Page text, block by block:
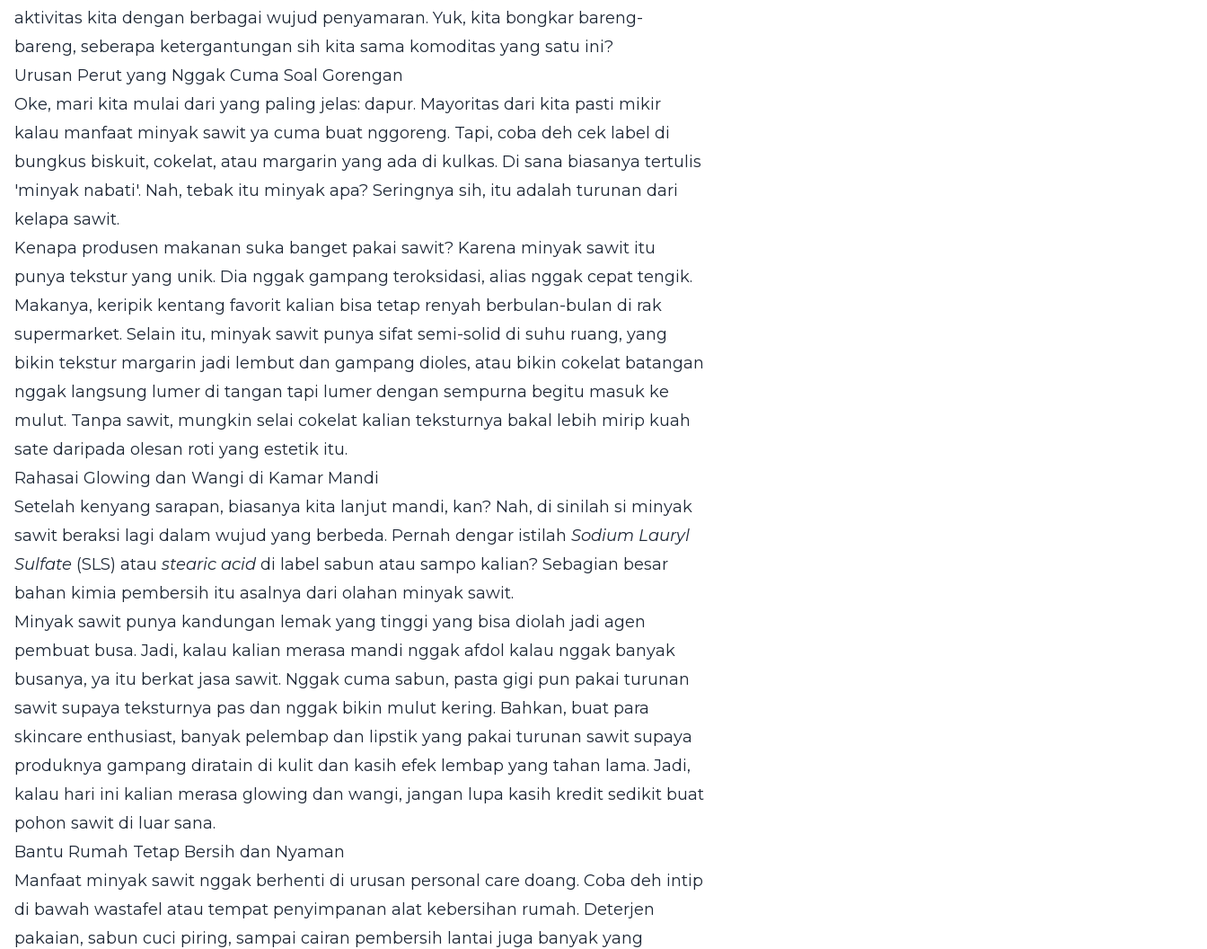
aktivitas kita dengan berbagai wujud penyamaran. Yuk, kita bongkar bareng-
bareng, seberapa ketergantungan sih kita sama komoditas yang satu ini?
Urusan Perut yang Nggak Cuma Soal Gorengan
Oke, mari kita mulai dari yang paling jelas: dapur. Mayoritas dari kita pasti mikir
kalau manfaat minyak sawit ya cuma buat nggoreng. Tapi, coba deh cek label di
bungkus biskuit, cokelat, atau margarin yang ada di kulkas. Di sana biasanya tertulis
'minyak nabati'. Nah, tebak itu minyak apa? Seringnya sih, itu adalah turunan dari
kelapa sawit.
Kenapa produsen makanan suka banget pakai sawit? Karena minyak sawit itu
punya tekstur yang unik. Dia nggak gampang teroksidasi, alias nggak cepat tengik.
Makanya, keripik kentang favorit kalian bisa tetap renyah berbulan-bulan di rak
supermarket. Selain itu, minyak sawit punya sifat semi-solid di suhu ruang, yang
bikin tekstur margarin jadi lembut dan gampang dioles, atau bikin cokelat batangan
nggak langsung lumer di tangan tapi lumer dengan sempurna begitu masuk ke
mulut. Tanpa sawit, mungkin selai cokelat kalian teksturnya bakal lebih mirip kuah
sate daripada olesan roti yang estetik itu.
Rahasai Glowing dan Wangi di Kamar Mandi
Setelah kenyang sarapan, biasanya kita lanjut mandi, kan? Nah, di sinilah si minyak
sawit beraksi lagi dalam wujud yang berbeda. Pernah dengar istilah Sodium Lauryl
Sulfate (SLS) atau stearic acid di label sabun atau sampo kalian? Sebagian besar
bahan kimia pembersih itu asalnya dari olahan minyak sawit.
Minyak sawit punya kandungan lemak yang tinggi yang bisa diolah jadi agen
pembuat busa. Jadi, kalau kalian merasa mandi nggak afdol kalau nggak banyak
busanya, ya itu berkat jasa sawit. Nggak cuma sabun, pasta gigi pun pakai turunan
sawit supaya teksturnya pas dan nggak bikin mulut kering. Bahkan, buat para
skincare enthusiast, banyak pelembap dan lipstik yang pakai turunan sawit supaya
produknya gampang diratain di kulit dan kasih efek lembap yang tahan lama. Jadi,
kalau hari ini kalian merasa glowing dan wangi, jangan lupa kasih kredit sedikit buat
pohon sawit di luar sana.
Bantu Rumah Tetap Bersih dan Nyaman
Manfaat minyak sawit nggak berhenti di urusan personal care doang. Coba deh intip
di bawah wastafel atau tempat penyimpanan alat kebersihan rumah. Deterjen
pakaian, sabun cuci piring, sampai cairan pembersih lantai juga banyak yang